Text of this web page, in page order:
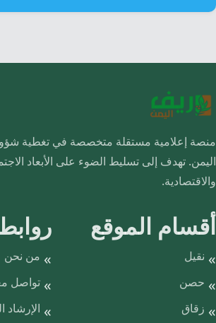
منصة إعلامية مستقلة متخصصة في تغطية
اليمن. تهدف إلى تسليط الضوء على الأبعاد
والاقتصادية.
أقسام الموقع
نقيل
حصن
زقاق
من نحن
تواصل
الإرشاد